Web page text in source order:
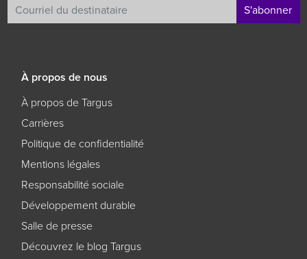
S'abonner
À propos de nous
À propos de Targus
Carrières
Politique de confidentialité
Mentions légales
Responsabilité sociale
Développement durable
Salle de presse
Découvrez le blog Targus